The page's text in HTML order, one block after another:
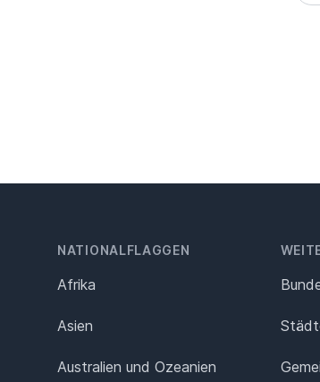
NATIONALFLAGGEN
Afrika
Asien
Australien und Ozeanien